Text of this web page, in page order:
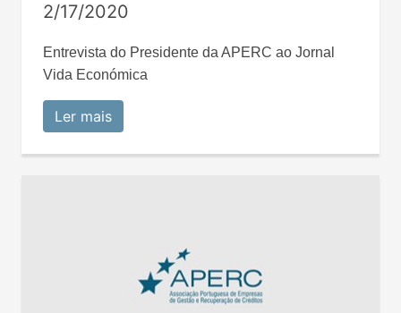
2/17/2020
Entrevista do Presidente da APERC ao Jornal
Vida Económica
Ler mais